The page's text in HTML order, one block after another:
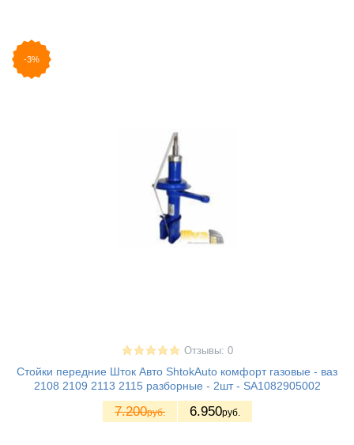
-3%
Отзывы: 0
Стойки передние Шток Авто ShtokAuto комфорт газовые - ваз
2108 2109 2113 2115 разборные - 2шт - SA1082905002
7.200руб. 6.950руб.